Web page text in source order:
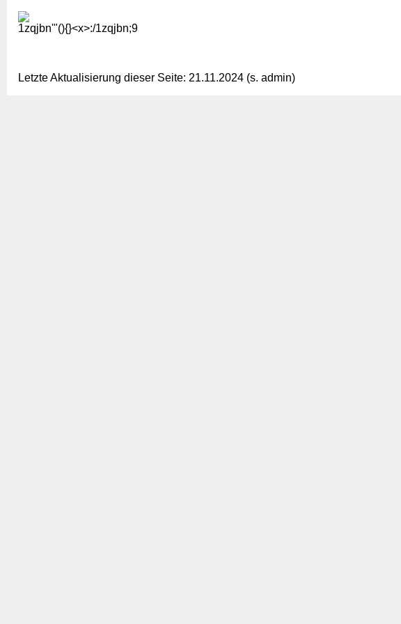
1zqjbn'"(){}<x>:/1zqjbn;9
Letzte Aktualisierung dieser Seite: 21.11.2024 (s. admin)